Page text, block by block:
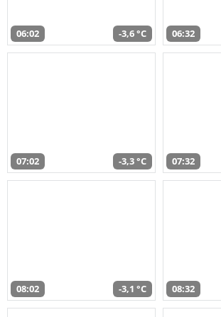
06:02 -3,6 °C 06:32
07:02 -3,3 °C 07:32
08:02 -3,1 °C 08:32